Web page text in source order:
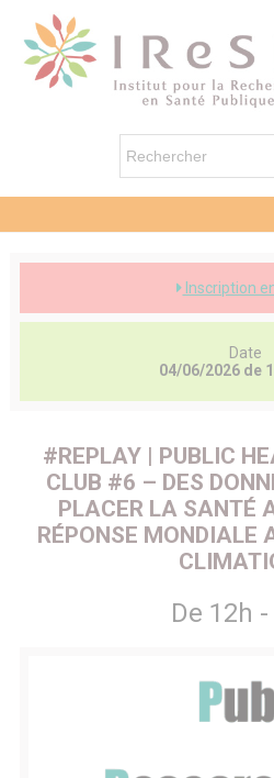
Inscription
Date
04/06/2026 de
#REPLAY | PUBLIC
CLUB #6 – DES
PLACER LA SANTÉ
RÉPONSE MONDIALE
De 12h